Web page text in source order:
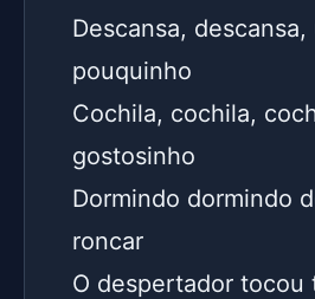
Descansa, descansa,
pouquinho
Cochila, cochila,
gostosinho
Dormindo dormindo
roncar
O despertador tocou